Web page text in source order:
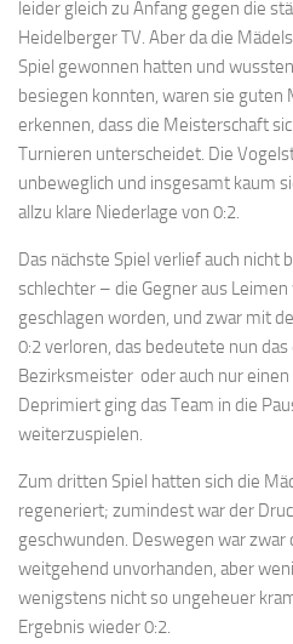
leider gleich zu Anfang gegen die
Heidelberger TV. Aber da die
Spiel gewonnen hatten und
besiegen konnten, waren sie guten
erkennen, dass die Meisterschaft
Turnieren unterscheidet. Die
unbeweglich und insgesamt kaum
allzu klare Niederlage von 0:2.
Das nächste Spiel verlief auch nicht
schlechter – die Gegner aus
geschlagen worden, und zwar mit
0:2 verloren, das bedeutete nun
Bezirksmeister  oder auch nur
Deprimiert ging das Team in die
weiterzuspielen.
Zum dritten Spiel hatten sich die
regeneriert; zumindest war der
geschwunden. Deswegen war
weitgehend unvorhanden, aber
wenigstens nicht so ungeheuer
Ergebnis wieder 0:2.